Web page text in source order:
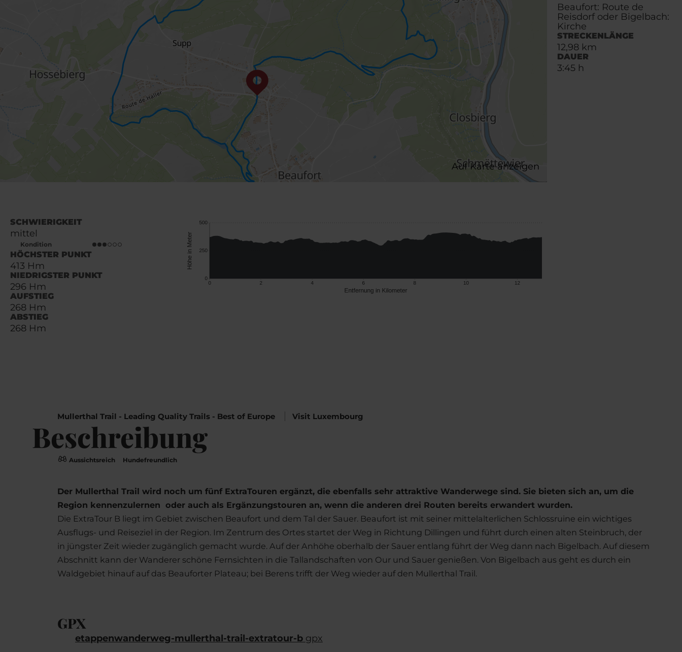
Auf Karte anzeigen
Beaufort: Route de
Reisdorf oder Bigelbach:
Kirche
STRECKENLÄNGE
12,98 km
DAUER
3:45 h
SCHWIERIGKEIT
mittel
Kondition
HÖCHSTER PUNKT
413 Hm
NIEDRIGSTER PUNKT
296 Hm
AUFSTIEG
268 Hm
ABSTIEG
268 Hm
Mullerthal Trail - Leading Quality Trails - Best of Europe Visit Luxembourg
Beschreibung
Aussichtsreich Hundefreundlich
Der Mullerthal Trail wird noch um fünf ExtraTouren ergänzt, die ebenfalls sehr attraktive Wanderwege sind. Sie bieten sich an, um die
Region kennenzulernen oder auch als Ergänzungstouren an, wenn die anderen drei Routen bereits erwandert wurden.
Die ExtraTour B liegt im Gebiet zwischen Beaufort und dem Tal der Sauer. Beaufort ist mit seiner mittelalterlichen Schlossruine ein wichtiges
Ausflugs- und Reiseziel in der Region. Im Zentrum des Ortes startet der Weg in Richtung Dillingen und führt durch einen alten Steinbruch, der
in jüngster Zeit wieder zugänglich gemacht wurde. Auf der Anhöhe oberhalb der Sauer entlang führt der Weg dann nach Bigelbach. Auf diesem
Abschnitt kann der Wanderer schöne Fernsichten in die Tallandschaften von Our und Sauer genießen. Von Bigelbach aus geht es durch ein
Waldgebiet hinauf auf das Beauforter Plateau; bei Berens trifft der Weg wieder auf den Mullerthal Trail.
GPX
etappenwanderweg-mullerthal-trail-extratour-b gpx